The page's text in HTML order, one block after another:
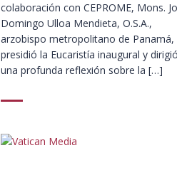
colaboración con CEPROME, Mons.
Domingo Ulloa Mendieta, O.S.A.,
arzobispo metropolitano de Panamá,
presidió la Eucaristía inaugural y dirigió
una profunda reflexión sobre la […]